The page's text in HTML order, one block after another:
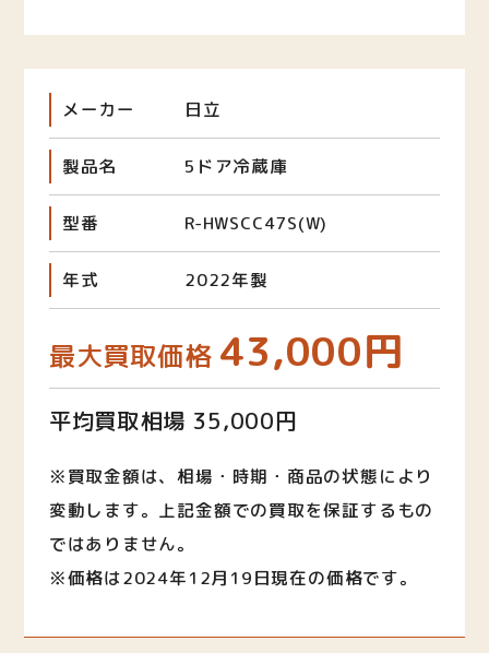
メーカー 日立
製品名 5ドア冷蔵庫
型番 R-HWSCC47S(W)
年式 2022年製
最大買取価格 43,000円
平均買取相場 35,000円
※買取金額は、相場・時期・商品の状態により
変動します。上記金額での買取を保証するもの
ではありません。
※価格は2024年12月19日現在の価格です。